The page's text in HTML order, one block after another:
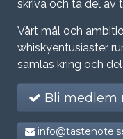
skriva och ta del av
Vårt mål och
whiskyentusiaster
samlas kring och
Bli medlem